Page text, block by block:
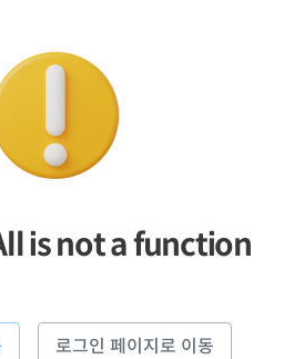
is not a function
로그인 페이지로 이동